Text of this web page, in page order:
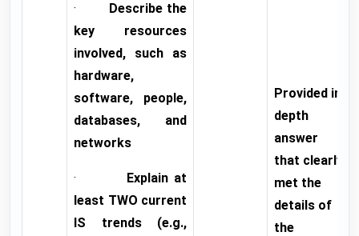
· Describe the
key resources
involved, such as
hardware,
software, people,
databases, and
networks
· Explain at
least TWO current
IS trends (e.g.,
Provided in
depth
answer
that clearly
met the
details of
the